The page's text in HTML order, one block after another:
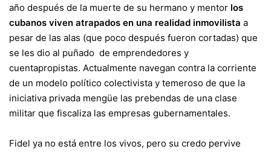
año después de la muerte de su hermano y mentor los
cubanos viven atrapados en una realidad inmovilista a
pesar de las alas (que poco después fueron cortadas) que
se les dio al puñado de emprendedores y
cuentapropistas. Actualmente navegan contra la corriente
de un modelo político colectivista y temeroso de que la
iniciativa privada mengüe las prebendas de una clase
militar que fiscaliza las empresas gubernamentales.
Fidel ya no está entre los vivos, pero su credo pervive